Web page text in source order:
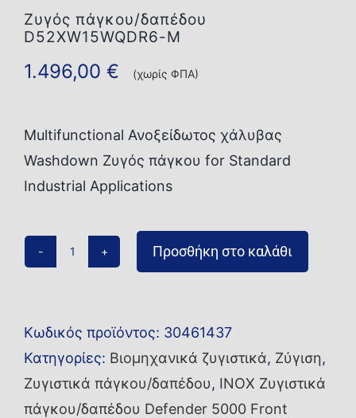
Ζυγός πάγκου/δαπέδου
D52XW15WQDR6-M
1.496,00 € (χωρίς ΦΠΑ)
Multifunctional Ανοξείδωτος χάλυβας
Washdown Ζυγός πάγκου for Standard
Industrial Applications
D52XW15WQDR6-
M
ποσότητα
Προσθήκη στο καλάθι
Κωδικός προϊόντος: 30461437
Κατηγορίες: Βιομηχανικά ζυγιστικά, Ζύγιση,
Ζυγιστικά πάγκου/δαπέδου, ΙΝΟΧ Ζυγιστικά
πάγκου/δαπέδου Defender 5000 Front